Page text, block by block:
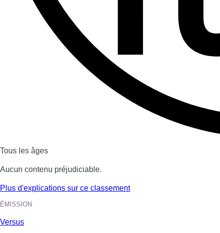
Tous les âges
Aucun contenu préjudiciable.
Plus d'explications sur ce classement
ÉMISSION
Versus